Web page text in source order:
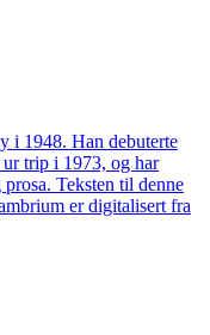
i 1948. Han debuterte
trip i 1973, og har
Teksten til denne
er digitalisert fra